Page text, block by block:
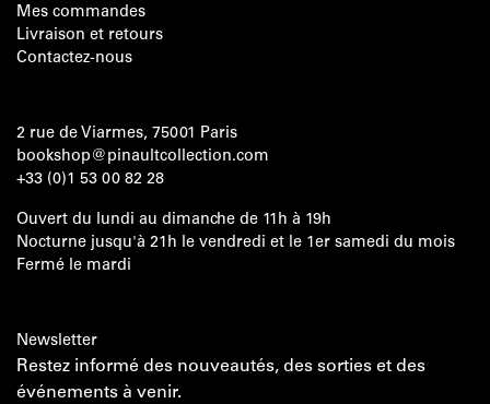
Mes commandes
Livraison et retours
Contactez-nous
2 rue de Viarmes, 75001 Paris
bookshop@pinaultcollection.com
+33 (0)1 53 00 82 28
Ouvert du lundi au dimanche de 11h à 19h
Nocturne jusqu'à 21h le vendredi et le 1er samedi du mois
Fermé le mardi
Newsletter
Restez informé des nouveautés, des sorties et des
événements à venir.